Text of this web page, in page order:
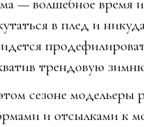
— волшебное время
в плед и
трендовую
сезоне модельеры
и отсылками к